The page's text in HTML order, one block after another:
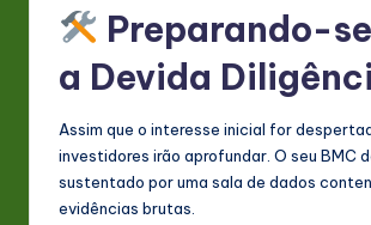
Preparando-
a Devida
Assim que o interesse inicial for
investidores irão aprofundar. O seu BMC
sustentado por uma sala de dados
evidências brutas.